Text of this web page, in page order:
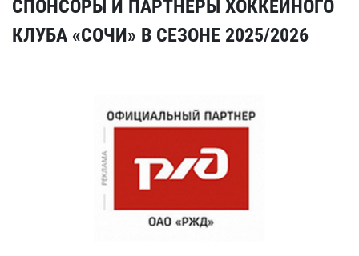
СПОНСОРЫ И ПАРТНЕРЫ ХОККЕЙНОГО
КЛУБА «СОЧИ» В СЕЗОНЕ 2025/2026